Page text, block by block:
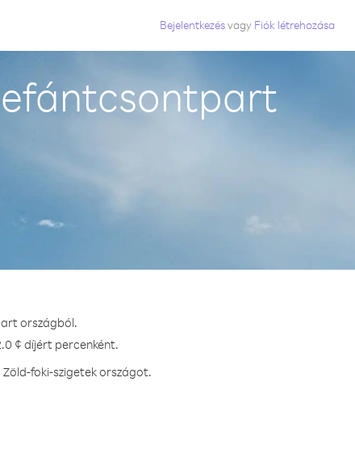
Bejelentkezésvagy Fiók létrehozása
országból.
¢ díjért percenként.
foki-szigetek országot.